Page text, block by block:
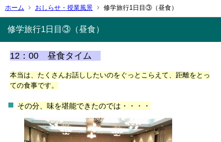
ホーム おしらせ・授業風景 修学旅行1日目③（昼食）
修学旅行1日目③（昼食）
12：00 昼食タイム
本当は、たくさんお話ししたいのをぐっとこらえて、距離をとっ
ての食事です。
その分、味を堪能できたのでは・・・・